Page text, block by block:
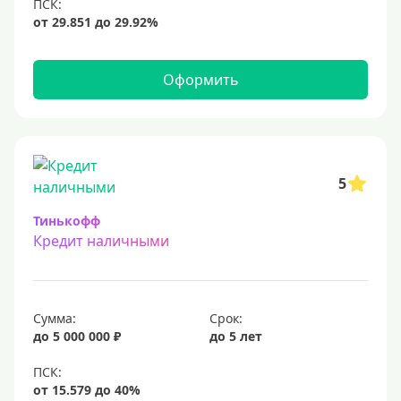
15 млн
20 млн
50 миллионов
Меньше 1 млн (руб)
15000 руб
18000 руб
20 тысяч
Оформить
5
Тинькофф
Кредит наличными
Сумма:
до 5 000 000 ₽
Срок:
до 5 лет